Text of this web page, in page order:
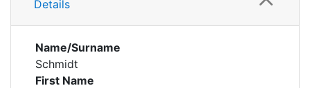
Details
Name/Surname
Schmidt
First Name